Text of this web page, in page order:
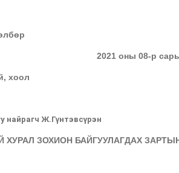
2021 оны 08-р
хоол
найрагч Ж.Гүнтэвсүрэн
ЗОХИОН БАЙГУУЛАГДАХ